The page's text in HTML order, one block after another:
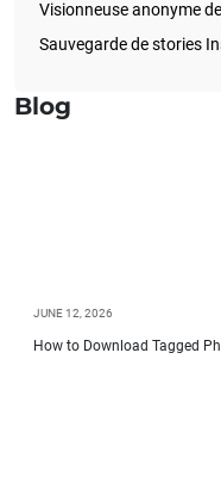
Visionneuse anonyme
Sauvegarde de stories
Blog
JUNE 12, 2026
How to Download Tagged